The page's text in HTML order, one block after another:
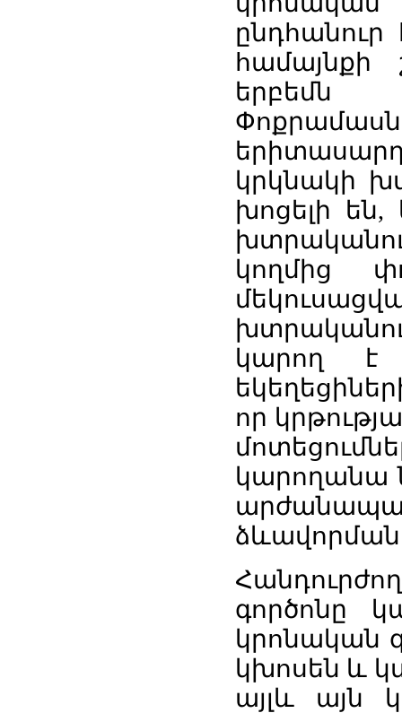
համայնքի
կրկնակի
խոցելի են,
կողմից
կարող է
որ
կարողանա
գործոնը
կրոնական
կխոսեն և
այլև այն